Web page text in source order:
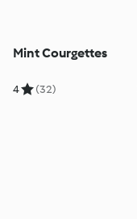
Mint Courgettes
4 (32)